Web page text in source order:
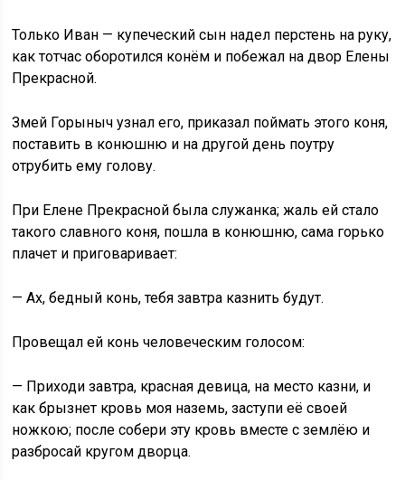
Только Иван — купеческий сын надел перстень на руку,
как тотчас оборотился конём и побежал на двор Елены
Прекрасной.
Змей Горыныч узнал его, приказал поймать этого коня,
поставить в конюшню и на другой день поутру
отрубить ему голову.
При Елене Прекрасной была служанка; жаль ей стало
такого славного коня, пошла в конюшню, сама горько
плачет и приговаривает:
— Ах, бедный конь, тебя завтра казнить будут.
Провещал ей конь человеческим голосом:
— Приходи завтра, красная девица, на место казни, и
как брызнет кровь моя наземь, заступи её своей
ножкою; после собери эту кровь вместе с землёю и
разбросай кругом дворца.